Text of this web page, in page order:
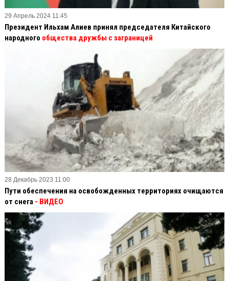
29 Апрель 2024 11:45
Президент Ильхам Алиев принял председателя Китайского
народного общества дружбы с заграницей
28 Декабрь 2023 11:00
Пути обеспечения на освобожденных территориях очищаются
от снега - ВИДЕО